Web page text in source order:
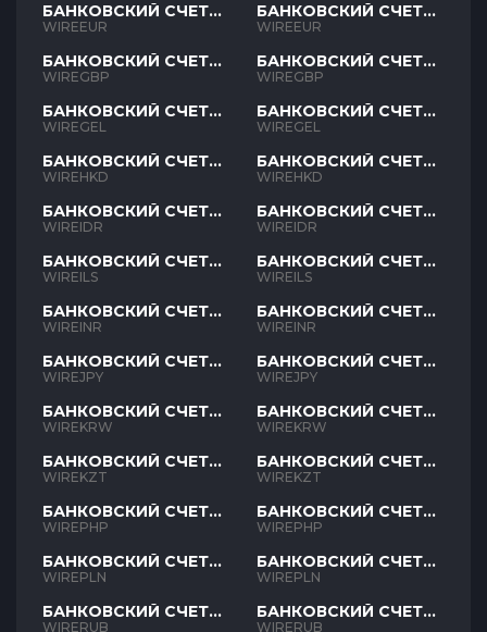
БАНКОВСКИЙ СЧЕТ
EUR
WIREEUR
БАНКОВСКИЙ СЧЕТ
GBP
WIREGBP
БАНКОВСКИЙ СЧЕТ
GEL
WIREGEL
БАНКОВСКИЙ СЧЕТ
HKD
WIREHKD
БАНКОВСКИЙ СЧЕТ
IDR
WIREIDR
БАНКОВСКИЙ СЧЕТ
ILS
WIREILS
БАНКОВСКИЙ СЧЕТ
INR
WIREINR
БАНКОВСКИЙ СЧЕТ
JPY
WIREJPY
БАНКОВСКИЙ СЧЕТ
KRW
WIREKRW
БАНКОВСКИЙ СЧЕТ
KZT
WIREKZT
БАНКОВСКИЙ СЧЕТ
PHP
WIREPHP
БАНКОВСКИЙ СЧЕТ
PLN
WIREPLN
БАНКОВСКИЙ СЧЕТ
RUB
WIRERUB
БАНКОВСКИЙ СЧЕТ
EUR
WIREEUR
БАНКОВСКИЙ СЧЕТ
GBP
WIREGBP
БАНКОВСКИЙ СЧЕТ
GEL
WIREGEL
БАНКОВСКИЙ СЧЕТ
HKD
WIREHKD
БАНКОВСКИЙ СЧЕТ
IDR
WIREIDR
БАНКОВСКИЙ СЧЕТ
ILS
WIREILS
БАНКОВСКИЙ СЧЕТ
INR
WIREINR
БАНКОВСКИЙ СЧЕТ
JPY
WIREJPY
БАНКОВСКИЙ СЧЕТ
KRW
WIREKRW
БАНКОВСКИЙ СЧЕТ
KZT
WIREKZT
БАНКОВСКИЙ СЧЕТ
PHP
WIREPHP
БАНКОВСКИЙ СЧЕТ
PLN
WIREPLN
БАНКОВСКИЙ СЧЕТ
RUB
WIRERUB